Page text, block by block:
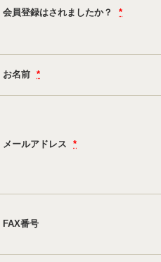
会員登録はされましたか？ *
お名前 *
メールアドレス *
FAX番号